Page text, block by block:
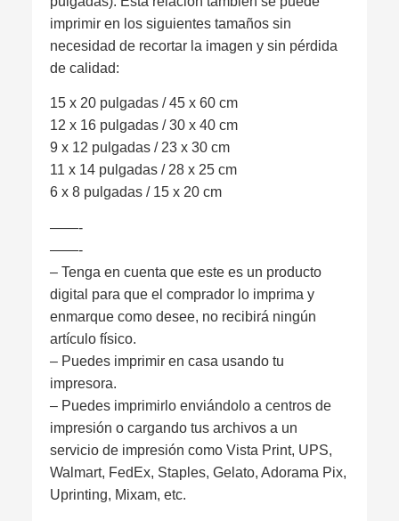
imprimir en los siguientes tamaños sin
necesidad de recortar la imagen y sin pérdida
de calidad:
15 x 20 pulgadas / 45 x 60 cm
12 x 16 pulgadas / 30 x 40 cm
9 x 12 pulgadas / 23 x 30 cm
11 x 14 pulgadas / 28 x 25 cm
6 x 8 pulgadas / 15 x 20 cm
——-
——-
– Tenga en cuenta que este es un producto
digital para que el comprador lo imprima y
enmarque como desee, no recibirá ningún
artículo físico.
– Puedes imprimir en casa usando tu
impresora.
– Puedes imprimirlo enviándolo a centros de
impresión o cargando tus archivos a un
servicio de impresión como Vista Print, UPS,
Walmart, FedEx, Staples, Gelato, Adorama Pix,
Uprinting, Mixam, etc.